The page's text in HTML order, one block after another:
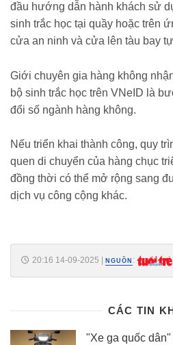
đầu hướng dẫn hành khách sử
sinh trắc học tại quầy hoặc trên
cửa an ninh và cửa lên tàu bay
Giới chuyên gia hàng không
bộ sinh trắc học trên VNeID là
đổi số ngành hàng không.
Nếu triển khai thành công, quy
quen di chuyển của hàng chục
đồng thời có thể mở rộng sang
dịch vụ công cộng khác.
20:16 14-09-2025 | NGUỒN :
CÁC TIN
"Xe ga quốc